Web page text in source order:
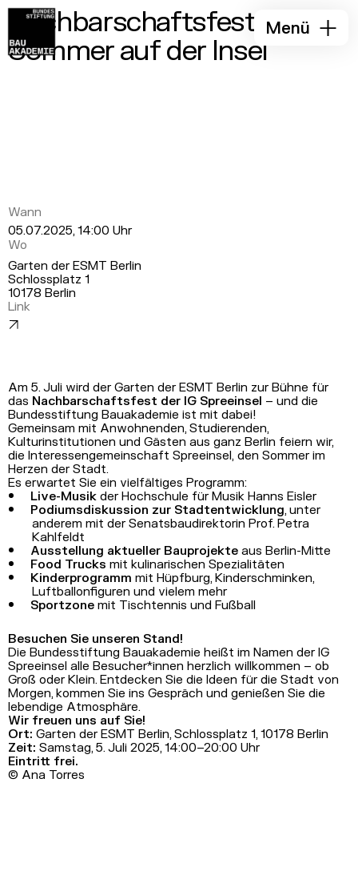
Menü
Nachbarschaftsfest I
Sommer auf der Insel
Wann
05.07.2025, 14:00 Uhr
Wo
Garten der ESMT Berlin
Schlossplatz 1
10178 Berlin
Link
Am 5. Juli wird der Garten der ESMT Berlin zur Bühne für
das Nachbarschaftsfest der IG Spreeinsel – und die
Bundesstiftung Bauakademie ist mit dabei!
Gemeinsam mit Anwohnenden, Studierenden,
Kulturinstitutionen und Gästen aus ganz Berlin feiern wir,
die Interessengemeinschaft Spreeinsel, den Sommer im
Herzen der Stadt.
Es erwartet Sie ein vielfältiges Programm:
Live-Musik der Hochschule für Musik Hanns Eisler
Podiumsdiskussion zur Stadtentwicklung, unter
anderem mit der Senatsbaudirektorin Prof. Petra
Kahlfeldt
Ausstellung aktueller Bauprojekte aus Berlin-Mitte
Food Trucks mit kulinarischen Spezialitäten
Kinderprogramm mit Hüpfburg, Kinderschminken,
Luftballonfiguren und vielem mehr
Sportzone mit Tischtennis und Fußball
Besuchen Sie unseren Stand!
Die Bundesstiftung Bauakademie heißt im Namen der IG
Spreeinsel alle Besucher*innen herzlich willkommen – ob
Groß oder Klein. Entdecken Sie die Ideen für die Stadt von
Morgen, kommen Sie ins Gespräch und genießen Sie die
lebendige Atmosphäre.
Wir freuen uns auf Sie!
Ort: Garten der ESMT Berlin, Schlossplatz 1, 10178 Berlin
Zeit: Samstag, 5. Juli 2025, 14:00–20:00 Uhr
Eintritt frei.
© Ana Torres